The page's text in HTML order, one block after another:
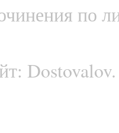
по
Dostovalov.